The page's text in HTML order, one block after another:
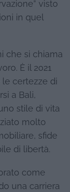
visto
in quel
che si chiama
È il 2021
certezze di
a Bali,
stile di vita
molto
sfide
di libertà.
come
una carriera